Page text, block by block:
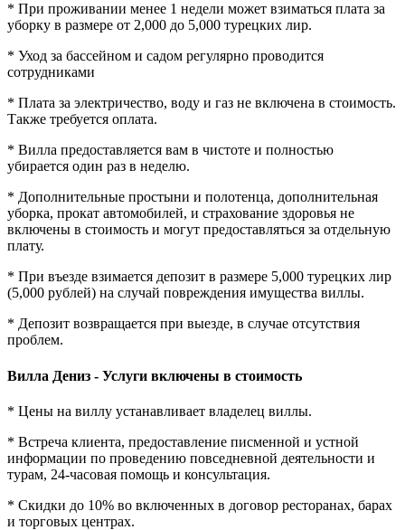
* При проживании менее 1 недели может взиматься плата за
уборку в размере от 2,000 до 5,000 турецких лир.
* Уход за бассейном и садом регулярно проводится
сотрудниками
* Плата за электричество, воду и газ не включена в стоимость.
Также требуется оплата.
* Вилла предоставляется вам в чистоте и полностью
убирается один раз в неделю.
* Дополнительные простыни и полотенца, дополнительная
уборка, прокат автомобилей, и страхование здоровья не
включены в стоимость и могут предоставляться за отдельную
плату.
* При въезде взимается депозит в размере 5,000 турецких лир
(5,000 рублей) на случай повреждения имущества виллы.
* Депозит возвращается при выезде, в случае отсутствия
проблем.
Вилла Дениз - Услуги включены в стоимость
* Цены на виллу устанавливает владелец виллы.
* Встреча клиента, предоставление писменной и устной
информации по проведению повседневной деятельности и
турам, 24-часовая помощь и консультация.
* Скидки до 10% во включенных в договор ресторанах, барах
и торговых центрах.